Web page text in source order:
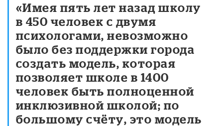
«Имея пять лет назад школу
в 450 человек с двумя
психологами, невозможно
было без поддержки города
создать модель, которая
позволяет школе в 1400
человек быть полноценной
инклюзивной школой; по
большому счёту, это модель